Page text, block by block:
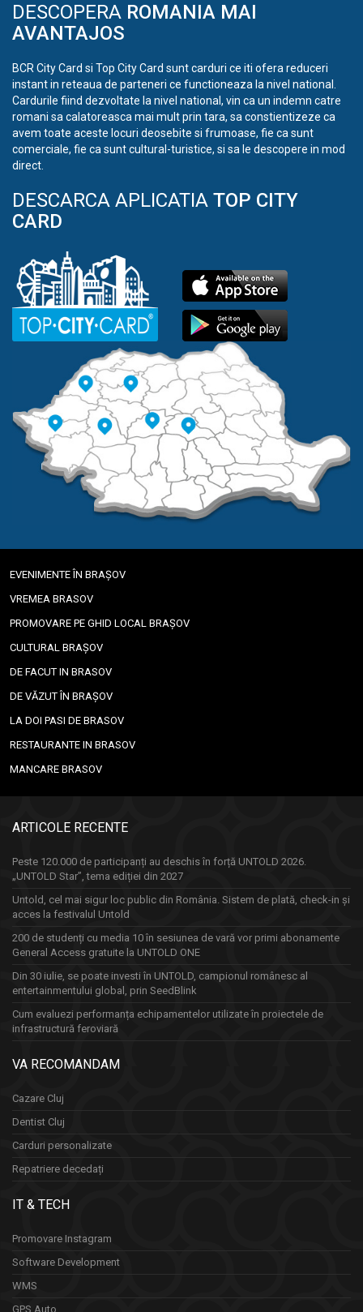
DESCOPERA ROMANIA MAI
AVANTAJOS
BCR City Card si Top City Card sunt carduri ce iti ofera reduceri
instant in reteaua de parteneri ce functioneaza la nivel national.
Cardurile fiind dezvoltate la nivel national, vin ca un indemn catre
romani sa calatoreasca mai mult prin tara, sa constientizeze ca
avem toate aceste locuri deosebite si frumoase, fie ca sunt
comerciale, fie ca sunt cultural-turistice, si sa le descopere in mod
direct.
DESCARCA APLICATIA TOP CITY
CARD
EVENIMENTE ÎN BRAȘOV
VREMEA BRASOV
PROMOVARE PE GHID LOCAL BRAȘOV
CULTURAL BRAȘOV
DE FACUT IN BRASOV
DE VĂZUT ÎN BRAȘOV
LA DOI PASI DE BRASOV
RESTAURANTE IN BRASOV
MANCARE BRASOV
ARTICOLE RECENTE
Peste 120.000 de participanți au deschis în forță UNTOLD 2026.
„UNTOLD Star”, tema ediției din 2027
Untold, cel mai sigur loc public din România. Sistem de plată, check-in și
acces la festivalul Untold
200 de studenți cu media 10 în sesiunea de vară vor primi abonamente
General Access gratuite la UNTOLD ONE
Din 30 iulie, se poate investi în UNTOLD, campionul românesc al
entertainmentului global, prin SeedBlink
Cum evaluezi performanța echipamentelor utilizate în proiectele de
infrastructură feroviară
VA RECOMANDAM
Cazare Cluj
Dentist Cluj
Carduri personalizate
Repatriere decedați
IT & TECH
Promovare Instagram
Software Development
WMS
GPS Auto